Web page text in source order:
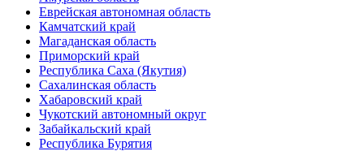
Еврейская автономная область
Камчатский край
Магаданская область
Приморский край
Республика Саха (Якутия)
Сахалинская область
Хабаровский край
Чукотский автономный округ
Забайкальский край
Республика Бурятия